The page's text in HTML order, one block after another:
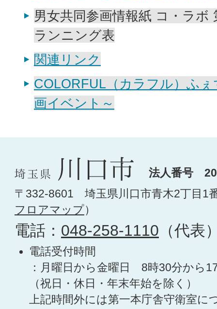
男女共同参画情報紙 コ・ラボ
ランニング表
関連リンク
COLORFUL（カラフル）ふ
画イベント～
法人番号
〒332-8601 埼玉県川口市青木2丁目1
フロアマップ）
電話： 048-258-1110 （代表
電話受付時間
：月曜日から金曜日 8時30分から
（祝日・休日・年末年始を除く）
上記時間外には第一本庁舎守衛室に